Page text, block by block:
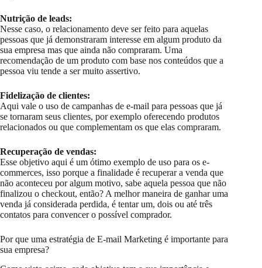
Nutrição de leads:
Nesse caso, o relacionamento deve ser feito para aquelas
pessoas que já demonstraram interesse em algum produto da
sua empresa mas que ainda não compraram. Uma
recomendação de um produto com base nos conteúdos que a
pessoa viu tende a ser muito assertivo.
Fidelização de clientes:
Aqui vale o uso de campanhas de e-mail para pessoas que já
se tornaram seus clientes, por exemplo oferecendo produtos
relacionados ou que complementam os que elas compraram.
Recuperação de vendas:
Esse objetivo aqui é um ótimo exemplo de uso para os e-
commerces, isso porque a finalidade é recuperar a venda que
não aconteceu por algum motivo, sabe aquela pessoa que não
finalizou o checkout, então? A melhor maneira de ganhar uma
venda já considerada perdida, é tentar um, dois ou até três
contatos para convencer o possível comprador.
Por que uma estratégia de E-mail Marketing é importante para
sua empresa?